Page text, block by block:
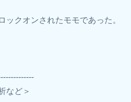
ックオンされたモモであった。
など＞